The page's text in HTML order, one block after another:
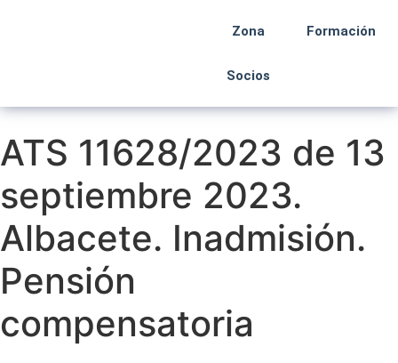
Zona
Socios
Formación
ATS 11628/2023 de 13
septiembre 2023.
Albacete. Inadmisión.
Pensión
compensatoria